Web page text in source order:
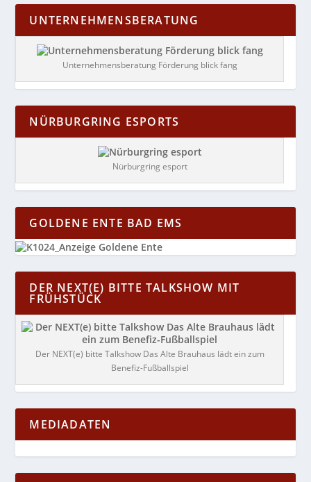
UNTERNEHMENSBERATUNG
Unternehmensberatung Förderung blick fang
NÜRBURGRING ESPORTS
Nürburgring esport
GOLDENE ENTE BAD EMS
DER NEXT(E) BITTE TALKSHOW MIT
FRÜHSTÜCK
Der NEXT(e) bitte Talkshow Das Alte Brauhaus lädt ein zum
Benefiz-Fußballspiel
MEDIADATEN